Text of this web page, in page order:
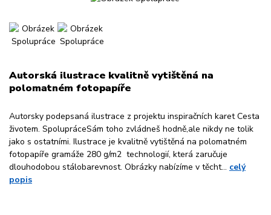
Autorská ilustrace kvalitně vytištěná na
polomatném fotopapíře
Autorsky podepsaná ilustrace z projektu inspiračních karet Cesta
životem. SpolupráceSám toho zvládneš hodně,ale nikdy ne tolik
jako s ostatními. Ilustrace je kvalitně vytištěná na polomatném
fotopapíře gramáže 280 g/m2 technologií, která zaručuje
dlouhodobou stálobarevnost. Obrázky nabízíme v těcht... celý
popis